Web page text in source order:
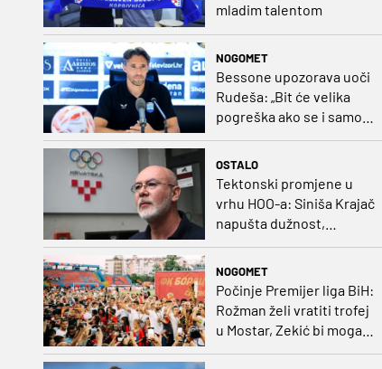
mladim talentom
NOGOMET
Bessone upozorava uoči
Rudeša: „Bit će velika
pogreška ako se i samo
malo opustimo“
OSTALO
Tektonski promjene u
vrhu HOO-a: Siniša Krajač
napušta dužnost,
razriješeno i svih osam
NOGOMET
Počinje Premijer liga BiH:
Rožman želi vratiti trofej
u Mostar, Zekić bi mogao